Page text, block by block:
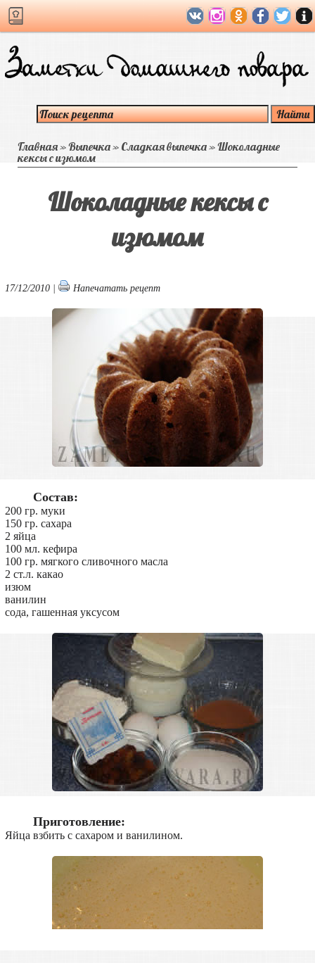
Главная»Выпечка» Сладкая выпечка»Шоколадные
кексы с изюмом
Шоколадные кексы с
изюмом
17/12/2010 | Напечатать рецепт
Состав:
200 гр. муки
150 гр. сахара
2 яйца
100 мл. кефира
100 гр. мягкого сливочного масла
2 ст.л. какао
изюм
ванилин
сода, гашенная уксусом
Приготовление:
Яйца взбить с сахаром и ванилином.